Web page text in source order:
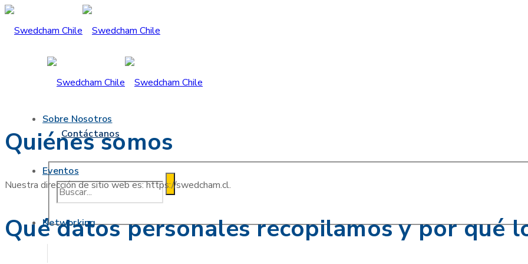
Sobre Nosotros
Eventos
Networking
Contáctanos
Quiénes somos
Nuestra dirección de sitio web es: https://swedcham.cl.
Qué datos personales recopilamos y por qué